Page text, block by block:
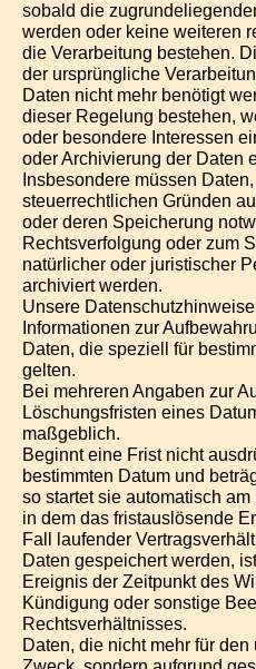
sobald die
werden oder keine weiteren
die Verarbeitung bestehen.
der ursprüngliche
Daten nicht mehr benötigt
dieser Regelung bestehen,
oder besondere Interessen
oder Archivierung der Daten
Insbesondere müssen
steuerrechtlichen Gründen
oder deren Speicherung
Rechtsverfolgung oder zum
natürlicher oder juristischer
archiviert werden.
Unsere
Informationen zur
Daten, die speziell für
gelten.
Bei mehreren Angaben zur
Löschungsfristen eines
maßgeblich.
Beginnt eine Frist nicht
bestimmten Datum und
so startet sie automatisch
in dem das fristauslösende
Fall laufender
Daten gespeichert werden,
Ereignis der Zeitpunkt des
Kündigung oder sonstige
Rechtsverhältnisses.
Daten, die nicht mehr für